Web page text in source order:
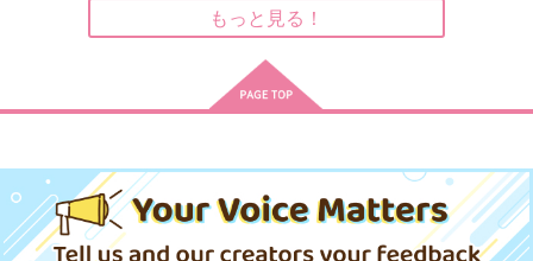
サンプル
見るか
AMBIVALENT
専売 1,572円 （税込）
刀剣乱舞
PINK POWER
専売 315円（税込）
いであろっく
専売 1,155円 （税込）
刀剣乱舞
もっと見る！